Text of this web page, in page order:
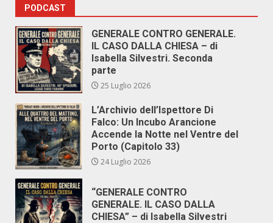
PODCAST
GENERALE CONTRO GENERALE.
IL CASO DALLA CHIESA – di
Isabella Silvestri. Seconda
parte
25 Luglio 2026
L’Archivio dell’Ispettore Di
Falco: Un Incubo Arancione
Accende la Notte nel Ventre del
Porto (Capitolo 33)
24 Luglio 2026
“GENERALE CONTRO
GENERALE. IL CASO DALLA
CHIESA” – di Isabella Silvestri